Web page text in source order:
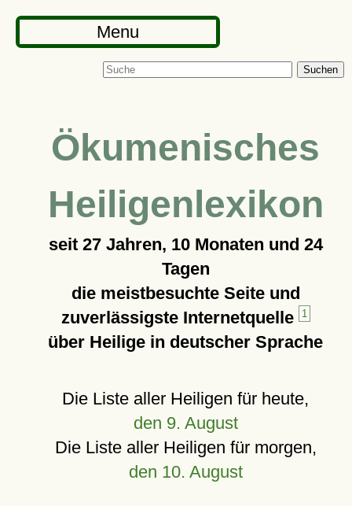
Menu
Suchen
Ökumenisches
Heiligenlexikon
seit 27 Jahren, 10 Monaten und 24
Tagen
die meistbesuchte Seite und
zuverlässigste Internetquelle
1
über Heilige in deutscher Sprache
Die Liste aller Heiligen für heute,
den 9. August
Die Liste aller Heiligen für morgen,
den 10. August